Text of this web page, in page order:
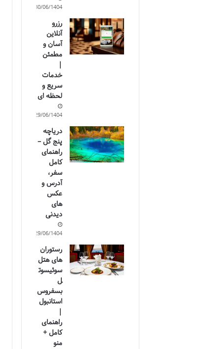
30/06/1404
رزرو
آنلاین
آسان و
مطمئن
|
خدمات
سریع و
لحظه ای
29/06/1404
دریاچه
پنج گل –
راهنمای
کامل
سفر،
آدرس و
عکس
های
دیدنی
29/06/1404
رستوران
های هتل
سوئیسوت
ل
بسفروس
استانبول
|
راهنمای
کامل +
منو